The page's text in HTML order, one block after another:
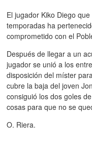
El jugador Kiko Diego
temporadas ha
comprometido con el
Después de llegar a un
jugador se unió a los
disposición del míster
cubre la baja del joven
consiguió los dos goles
cosas para que no se
O. Riera.